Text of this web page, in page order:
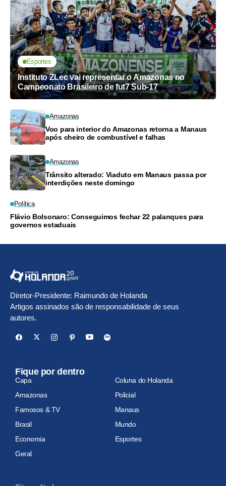
Esportes
Instituto ZLec vai representar o Amazonas no
Campeonato Brasileiro de fut7 Sub-17
Amazonas
Voo para interior do Amazonas retorna a Manaus
após cheiro de combustível e falhas
Amazonas
Trânsito alterado: Viaduto em Manaus passa por
interdições neste domingo
Política
Flávio Bolsonaro: Conseguimos fechar 22 palanques para
governos estaduais
Diretor-Presidente: Raimundo de Holanda
Artigos assinados são de responsabilidade de seus
autores.
Fique por dentro
Capa
Coluna do Holanda
Amazonas
Policial
Famosos & TV
Manaus
Brasil
Mundo
Economia
Esportes
Geral